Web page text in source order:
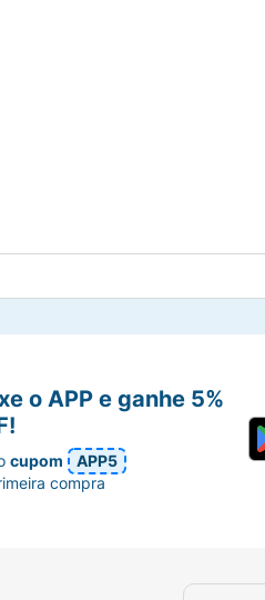
desafio.
ideal para recarregar as
o APP e ganhe 5%
cupom
APP5
compra